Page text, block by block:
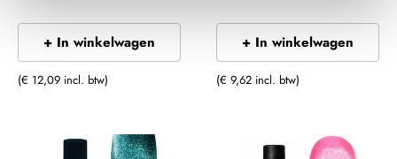
+ In winkelwagen
(€ 12,09 incl. btw)
+ In winkelwagen
(€ 9,62 incl. btw)